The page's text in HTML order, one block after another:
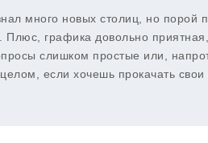
много новых столиц, но порой
графика довольно приятная,
слишком простые или,
если хочешь прокачать свои